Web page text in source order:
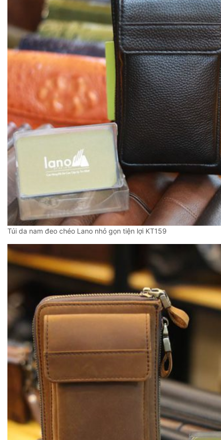
Túi da nam đeo chéo Lano nhỏ gọn tiện lợi KT159